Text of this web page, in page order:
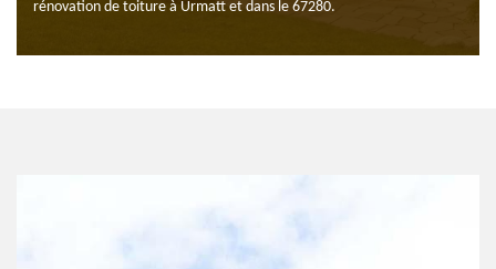
rénovation de toiture à Urmatt et dans le 67280.